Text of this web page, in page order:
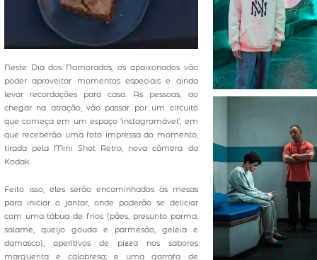
Neste Dia dos Namorados, os apaixonados vão
poder aproveitar momentos especiais e ainda
levar recordações para casa. As pessoas, ao
chegar na atração, vão passar por um circuito
que começa em um espaço ‘instagramável’, em
que receberão uma foto impressa do momento,
tirada pela Mini Shot Retro, nova câmera da
Kodak.
Feito isso, eles serão encaminhados às mesas
para iniciar o jantar, onde poderão se deliciar
com uma tábua de frios (pães, presunto parma,
salame, queijo gouda e parmesão, geleia e
damasco); aperitivos de pizza nos sabores
marguerita e calabresa; e uma garrafa de